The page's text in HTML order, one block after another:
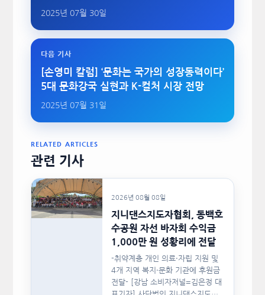
2025년 07월 30일
다음 기사
[손영미 칼럼] ‘문화는 국가의 성장동력이다’
5대 문화강국 실현과 K-컬처 시장 전망
2025년 07월 31일
RELATED ARTICLES
관련 기사
2026년 08월 08일
지니댄스지도자협회, 동백호
수공원 자선 바자회 수익금
1,000만 원 성황리에 전달
-취약계층 개인 의료·자립 지원 및
4개 지역 복지·문화 기관에 후원금
전달- [강남 소비자저널=김은정 대